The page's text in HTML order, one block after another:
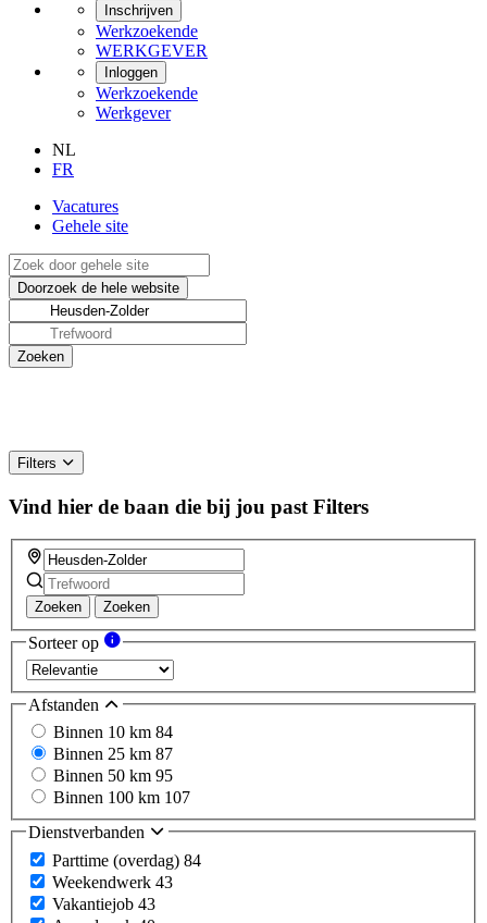
Inschrijven
Werkzoekende
WERKGEVER
Inloggen
Werkzoekende
Werkgever
NL
FR
Vacatures
Gehele site
Filters
Vind hier de baan die bij jou past Filters
Zoeken Zoeken
Sorteer op
Afstanden
Binnen 10 km 84
Binnen 25 km 87
Binnen 50 km 95
Binnen 100 km 107
Dienstverbanden
Parttime (overdag) 84
Weekendwerk 43
Vakantiejob 43